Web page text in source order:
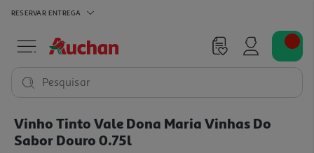
RESERVAR ENTREGA
Pesquisar
Vinho Tinto Vale Dona Maria Vinhas Do
Sabor Douro 0.75l